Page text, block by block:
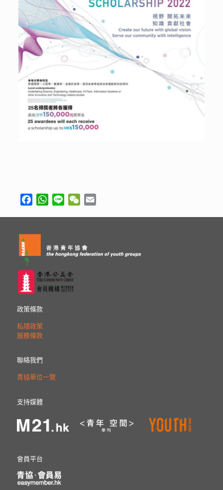
FacebookWhatsApp
Line WeChat
政策條款
私隱政策
服務條款
聯絡我們
青協單位一覽
支持媒體
會員平台